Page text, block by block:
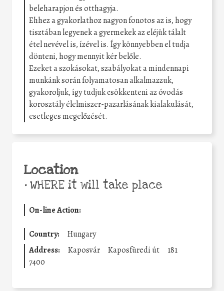
beleharapjon és otthagyja.
Ehhez a gyakorlathoz nagyon fonotos az is, hogy
tisztában legyenek a gyermekek az eléjük tálalt
étel nevével is, ízével is. Így könnyebben el tudja
dönteni, hogy mennyit kér belőle.
Ezeket a szokásokat, szabályokat a mindennapi
munkánk során folyamatosan alkalmazzuk,
gyakoroljuk, így tudjuk csökkenteni az óvodás
korosztály élelmiszer-pazarlásának kialakulását,
esetleges megelőzését.
Location
•WHERE it will take place
On-line Action:
Country:
Hungary
Address:
Kaposvár Kaposfüredi út
181
7400